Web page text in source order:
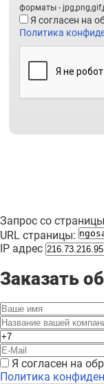
форматы -
Я согласен на
Политика
Запрос со
URL страницы:
IP адрес
Заказать
Я согласен на
Политика